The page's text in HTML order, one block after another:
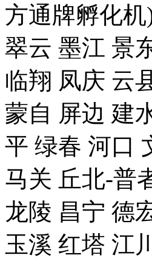
方通牌孵化
翠云 墨江 景
临翔 凤庆 云
蒙自 屏边 建
平 绿春 河口
马关 丘北-普
龙陵 昌宁 德
玉溪 红塔 江